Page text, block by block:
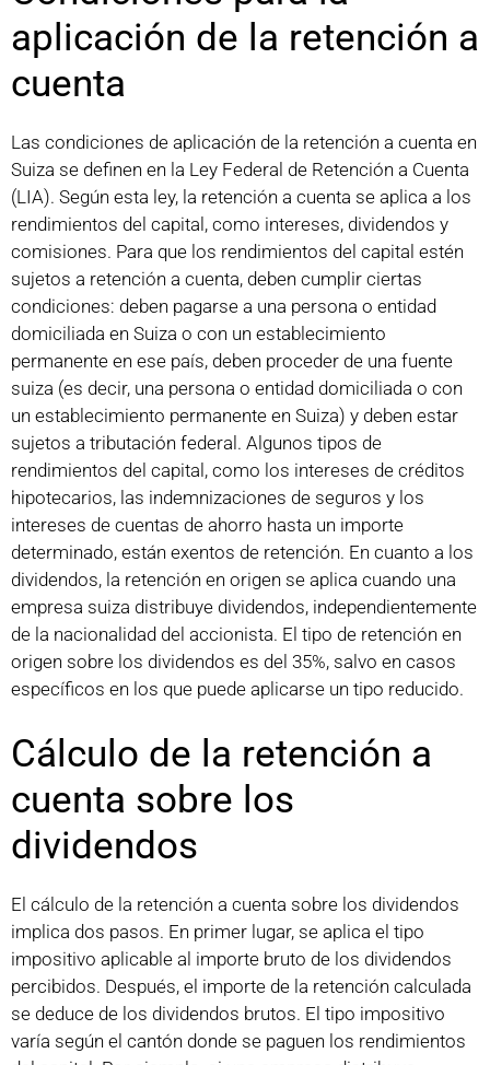
aplicación de la retención a
cuenta
Las condiciones de aplicación de la retención a cuenta en
Suiza se definen en la Ley Federal de Retención a Cuenta
(LIA). Según esta ley, la retención a cuenta se aplica a los
rendimientos del capital, como intereses, dividendos y
comisiones. Para que los rendimientos del capital estén
sujetos a retención a cuenta, deben cumplir ciertas
condiciones: deben pagarse a una persona o entidad
domiciliada en Suiza o con un establecimiento
permanente en ese país, deben proceder de una fuente
suiza (es decir, una persona o entidad domiciliada o con
un establecimiento permanente en Suiza) y deben estar
sujetos a tributación federal. Algunos tipos de
rendimientos del capital, como los intereses de créditos
hipotecarios, las indemnizaciones de seguros y los
intereses de cuentas de ahorro hasta un importe
determinado, están exentos de retención. En cuanto a los
dividendos, la retención en origen se aplica cuando una
empresa suiza distribuye dividendos, independientemente
de la nacionalidad del accionista. El tipo de retención en
origen sobre los dividendos es del 35%, salvo en casos
específicos en los que puede aplicarse un tipo reducido.
Cálculo de la retención a
cuenta sobre los
dividendos
El cálculo de la retención a cuenta sobre los dividendos
implica dos pasos. En primer lugar, se aplica el tipo
impositivo aplicable al importe bruto de los dividendos
percibidos. Después, el importe de la retención calculada
se deduce de los dividendos brutos. El tipo impositivo
varía según el cantón donde se paguen los rendimientos